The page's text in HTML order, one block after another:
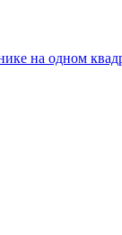
на одном